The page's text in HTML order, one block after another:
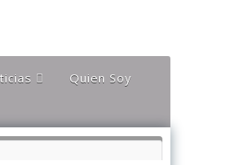
Quien Soy